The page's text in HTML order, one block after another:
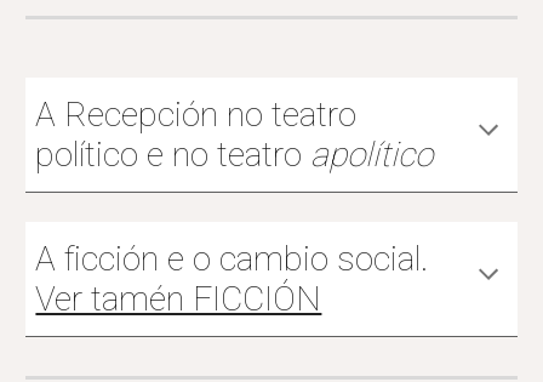
A Recepción no teatro
político e no teatro apolítico
A ficción e o cambio social.
Ver tamén FICCIÓN